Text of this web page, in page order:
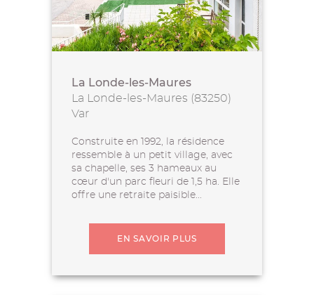
La Londe-les-Maures
La Londe-les-Maures (83250)
Var
Construite en 1992, la résidence
ressemble à un petit village, avec
sa chapelle, ses 3 hameaux au
cœur d'un parc fleuri de 1,5 ha. Elle
offre une retraite paisible...
EN SAVOIR PLUS